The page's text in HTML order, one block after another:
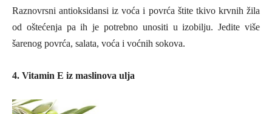
Raznovrsni antioksidansi iz voća i povrća štite tkivo krvnih žila
od oštećenja pa ih je potrebno unositi u izobilju. Jedite više
šarenog povrća, salata, voća i voćnih sokova.
4. Vitamin E iz maslinova ulja